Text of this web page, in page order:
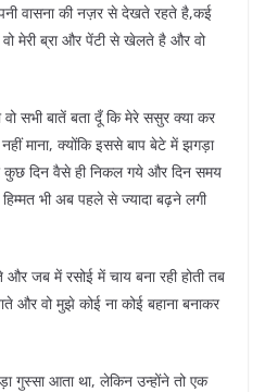
वासना की नज़र से देखते रहते है,कई
मेरी ब्रा और पेंटी से खेलते है और वो
सभी बातें बता दूँ कि मेरे ससुर क्या कर
माना, क्योंकि इससे बाप बेटे में झगड़ा
कुछ दिन वैसे ही निकल गये और दिन समय
भी अब पहले से ज्यादा बढ़ने लगी
जब में रसोई में चाय बना रही होती तब
और वो मुझे कोई ना कोई बहाना बनाकर
गुस्सा आता था, लेकिन उन्होंने तो एक